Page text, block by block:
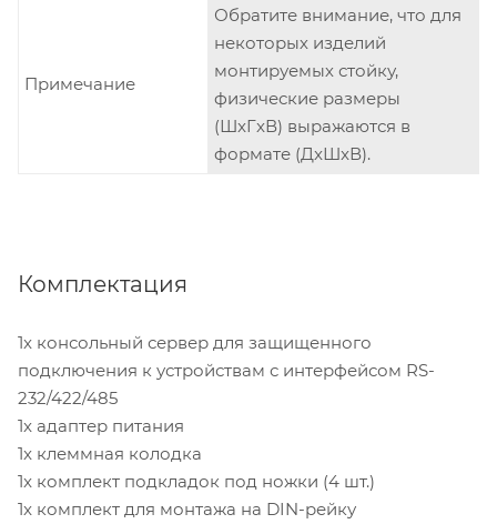
Примечание
Обратите внимание, что для
некоторых изделий
монтируемых стойку,
физические размеры
(ШxГxВ) выражаются в
формате (ДxШxВ).
Комплектация
1x консольный сервер для защищенного
подключения к устройствам с интерфейсом RS-
232/422/485
1x адаптер питания
1x клеммная колодка
1x комплект подкладок под ножки (4 шт.)
1x комплект для монтажа на DIN-рейку